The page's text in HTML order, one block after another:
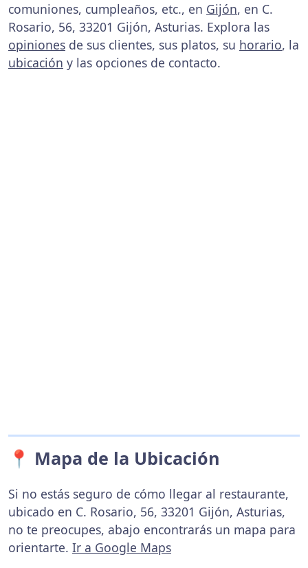
comuniones, cumpleaños, etc., en Gijón, en C.
Rosario, 56, 33201 Gijón, Asturias. Explora las
opiniones de sus clientes, sus platos, su horario, la
ubicación y las opciones de contacto.
📍 Mapa de la Ubicación
Si no estás seguro de cómo llegar al restaurante,
ubicado en C. Rosario, 56, 33201 Gijón, Asturias,
no te preocupes, abajo encontrarás un mapa para
orientarte. Ir a Google Maps